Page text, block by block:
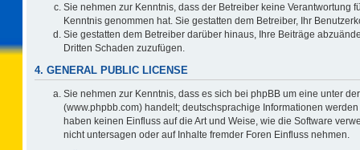
Sie nehmen zur Kenntnis, dass der Betreiber keine Verantwortung
Kenntnis genommen hat. Sie gestatten dem Betreiber, Ihr
Sie gestatten dem Betreiber darüber hinaus, Ihre Beiträge
Dritten Schaden zuzufügen.
4. GENERAL PUBLIC LICENSE
Sie nehmen zur Kenntnis, dass es sich bei phpBB um eine unter der
(www.phpbb.com) handelt; deutschsprachige Informationen
haben keinen Einfluss auf die Art und Weise, wie die Software
nicht untersagen oder auf Inhalte fremder Foren Einfluss nehmen.